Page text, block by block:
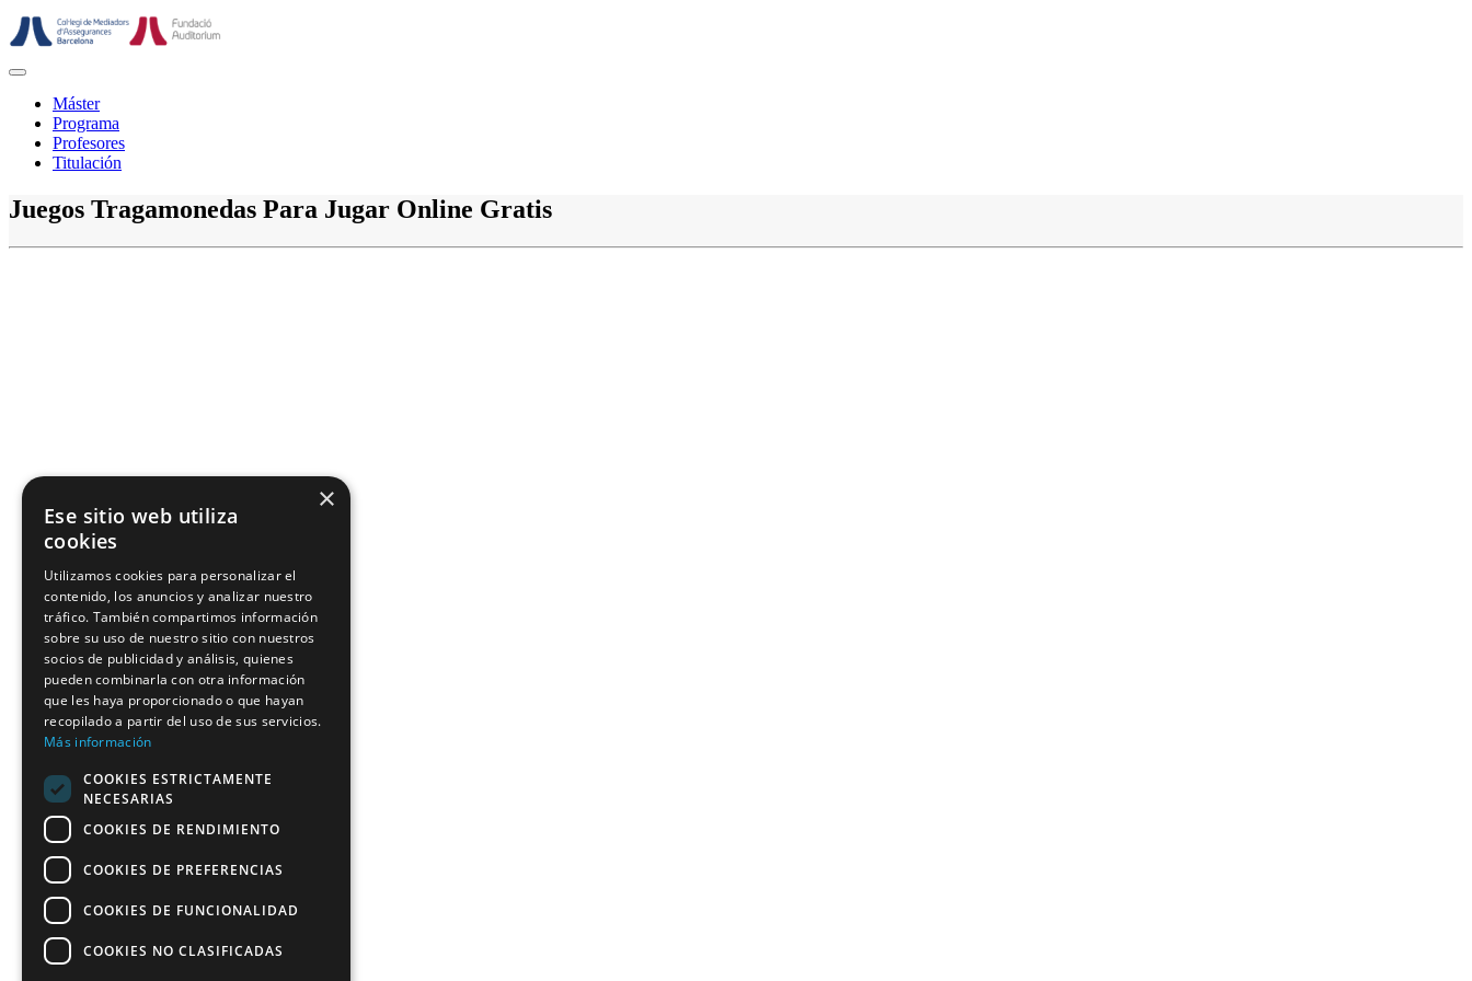
Saltar
al
Botón
abrir
Máster
Programa
Profesores
Titulación
Botón
de
Juegos Tragamonedas Para Jugar Online Gratis
×
Ese sitio web utiliza
cookies
Utilizamos cookies para personalizar el
contenido, los anuncios y analizar nuestro
tráfico. También compartimos información
sobre su uso de nuestro sitio con nuestros
socios de publicidad y análisis, quienes
pueden combinarla con otra información
que les haya proporcionado o que hayan
recopilado a partir del uso de sus servicios.
Más información
COOKIES ESTRICTAMENTE
NECESARIAS
COOKIES DE RENDIMIENTO
COOKIES DE PREFERENCIAS
COOKIES DE FUNCIONALIDAD
COOKIES NO CLASIFICADAS